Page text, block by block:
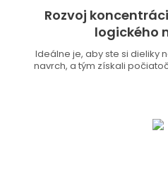
Rozvoj
logického
Ideálne je, aby ste si dieliky
navrch, a tým získali